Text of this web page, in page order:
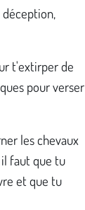
t'extirper de
pour verser
les chevaux
faut que tu
et que tu